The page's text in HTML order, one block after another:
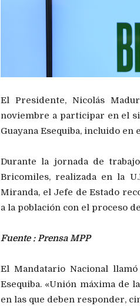
El Presidente, Nicolás
noviembre a participar en el
Guayana Esequiba, incluido
Durante la jornada de
Bricomiles, realizada en la
Miranda, el Jefe de Estado
a la población con el proceso
Fuente : Prensa MPP
El Mandatario Nacional
Esequiba. «Unión máxima de
en las que deben responder,